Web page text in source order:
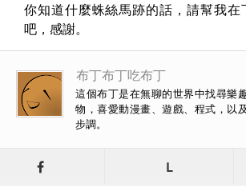
你知道什麼蛛絲馬跡的話，請幫我在
吧，感謝。
布丁布丁吃布丁
這個布丁是在無聊的世界中找尋樂
物，喜愛動漫畫、遊戲、程式，以
步調。
L